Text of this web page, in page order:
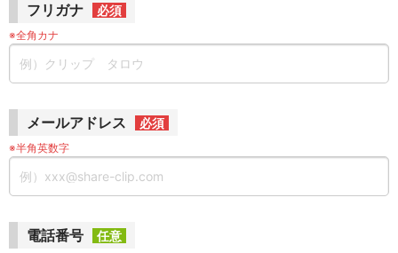
フリガナ 必須
※全角カナ
メールアドレス 必須
※半角英数字
電話番号 任意